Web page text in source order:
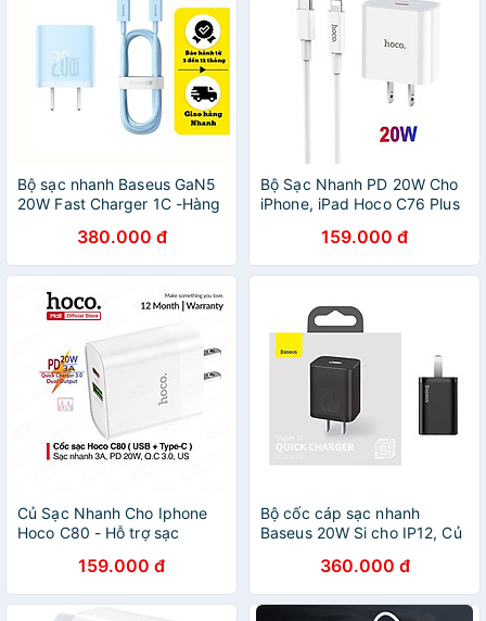
Bộ sạc nhanh Baseus GaN5
20W Fast Charger 1C -Hàng
380.000 đ
Bộ Sạc Nhanh PD 20W Cho
iPhone, iPad Hoco C76 Plus
Hàng Chính Hãng
159.000 đ
Củ Sạc Nhanh Cho Iphone
Hoco C80 - Hỗ trợ sạc
Hàng Chính Hãng
159.000 đ
Bộ cốc cáp sạc nhanh
Baseus 20W Si cho IP12, Củ
Super Si Mini USB C hỗ trợ
sạc nhanh QC3.0 PD - Hàng
chính hãng
360.000 đ